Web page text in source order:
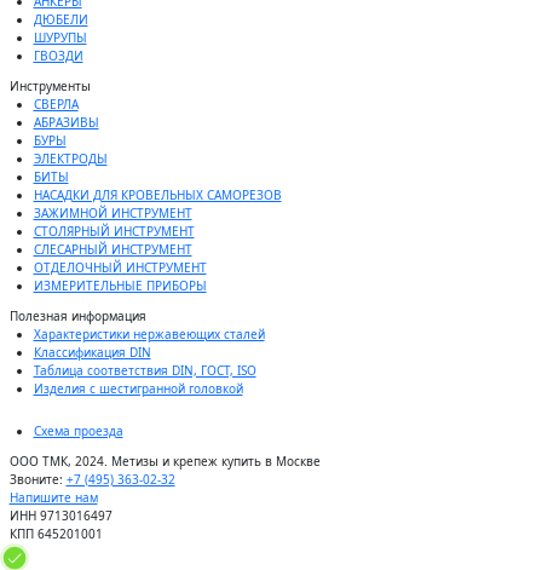
ДЮБЕЛИ
ШУРУПЫ
ГВОЗДИ
Инструменты
СВЕРЛА
АБРАЗИВЫ
БУРЫ
ЭЛЕКТРОДЫ
БИТЫ
НАСАДКИ ДЛЯ КРОВЕЛЬНЫХ САМОРЕЗОВ
ЗАЖИМНОЙ ИНСТРУМЕНТ
СТОЛЯРНЫЙ ИНСТРУМЕНТ
СЛЕСАРНЫЙ ИНСТРУМЕНТ
ОТДЕЛОЧНЫЙ ИНСТРУМЕНТ
ИЗМЕРИТЕЛЬНЫЕ ПРИБОРЫ
Полезная информация
Характеристики нержавеющих сталей
Классификация DIN
Таблица соответствия DIN, ГОСТ, ISO
Изделия с шестигранной головкой
Схема проезда
ООО ТМК, 2024. Метизы и крепеж купить в Москве
Звоните: +7 (495) 363-02-32
Напишите нам
ИНН 9713016497
КПП 645201001